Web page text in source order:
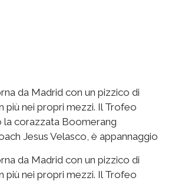
da Madrid con un pizzico di
più nei propri mezzi. Il Trofeo
la corazzata Boomerang
Jesus Velasco, è appannaggio
da Madrid con un pizzico di
più nei propri mezzi. Il Trofeo